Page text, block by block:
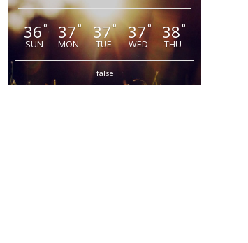
36°
SUN
37°
MON
37°
TUE
37°
WED
38°
THU
false